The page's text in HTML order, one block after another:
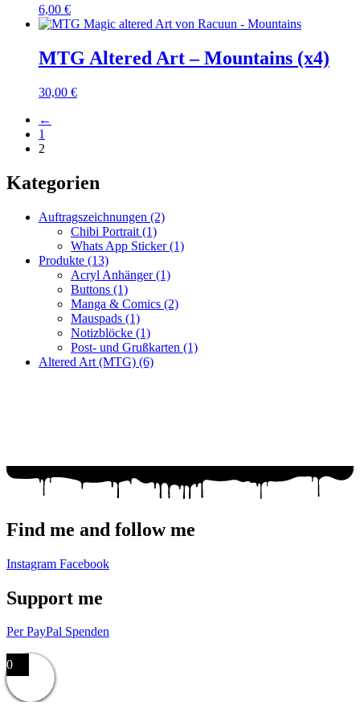
6,00 €
MTG Altered Art – Mountains (x4)
30,00 €
←
1
2
Kategorien
Auftragszeichnungen (2)
Chibi Portrait (1)
Whats App Sticker(1)
Produkte (13)
Acryl Anhänger(1)
Buttons (1)
Manga & Comics (2)
Mauspads (1)
Notizblöcke (1)
Post- und Grußkarten (1)
Altered Art (MTG) (6)
Find me and follow me
Instagram Facebook
Support me
Per PayPal Spenden
0